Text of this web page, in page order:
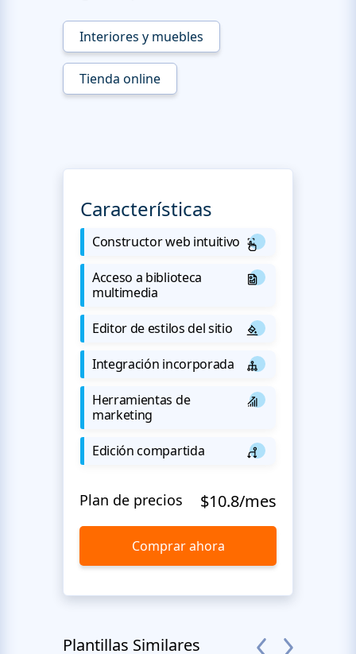
Interiores y muebles
Tienda online
Características
Constructor web intuitivo
Acceso a biblioteca
multimedia
Editor de estilos del sitio
Integración incorporada
Herramientas de
marketing
Edición compartida
Plan de precios $10.8/mes
Comprar ahora
Plantillas Similares